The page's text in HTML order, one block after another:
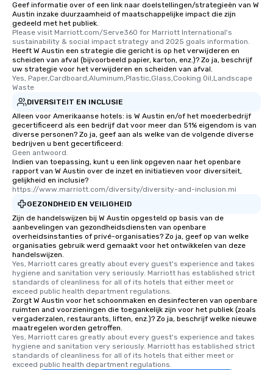
Geef informatie over of een link naar doelstellingen/strategieën van W
Austin inzake duurzaamheid of maatschappelijke impact die zijn
gedeeld met het publiek.
Please visit Marriott.com/Serve360 for Marriott International's
sustainability & social impact strategy and 2025 goals information.
Heeft W Austin een strategie die gericht is op het verwijderen en
scheiden van afval (bijvoorbeeld papier, karton, enz.)? Zo ja, beschrijf
uw strategie voor het verwijderen en scheiden van afval.
Yes, Paper,Cardboard,Aluminum,Plastic,Glass,Cooking Oil,Landscape
Waste
DIVERSITEIT EN INCLUSIE
Alleen voor Amerikaanse hotels: is W Austin en/of het moederbedrijf
gecertificeerd als een bedrijf dat voor meer dan 51% eigendom is van
diverse personen? Zo ja, geef aan als welke van de volgende diverse
bedrijven u bent gecertificeerd:
Geen antwoord.
Indien van toepassing, kunt u een link opgeven naar het openbare
rapport van W Austin over de inzet en initiatieven voor diversiteit,
gelijkheid en inclusie?
https://www.marriott.com/diversity/diversity-and-inclusion.mi
GEZONDHEID EN VEILIGHEID
Zijn de handelswijzen bij W Austin opgesteld op basis van de
aanbevelingen van gezondheidsdiensten van openbare
overheidsinstanties of privé-organisaties? Zo ja, geef op van welke
organisaties gebruik werd gemaakt voor het ontwikkelen van deze
handelswijzen.
Yes, Marriott cares greatly about every guest's experience and takes
hygiene and sanitation very seriously. Marriott has established strict
standards of cleanliness for all of its hotels that either meet or
exceed public health department regulations.
Zorgt W Austin voor het schoonmaken en desinfecteren van openbare
ruimten and voorzieningen die toegankelijk zijn voor het publiek (zoals
vergaderzalen, restaurants, liften, enz.)? Zo ja, beschrijf welke nieuwe
maatregelen worden getroffen.
Yes, Marriott cares greatly about every guest's experience and takes
hygiene and sanitation very seriously. Marriott has established strict
standards of cleanliness for all of its hotels that either meet or
exceed public health department regulations.